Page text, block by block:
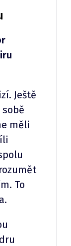
Ještě
měli
To